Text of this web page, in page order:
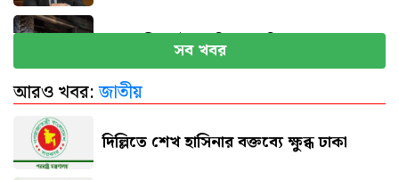
মাগুরায় ক্রিকেটার সাকিবের বাড়িতে হামলা
নতুন দায়িত্বে প্রতিমন্ত্রী ববি হাজ্জাজ
সব খবর
আরও খবর:জাতীয়
দিল্লিতে শেখ হাসিনার বক্তব্যে ক্ষুব্ধ ঢাকা